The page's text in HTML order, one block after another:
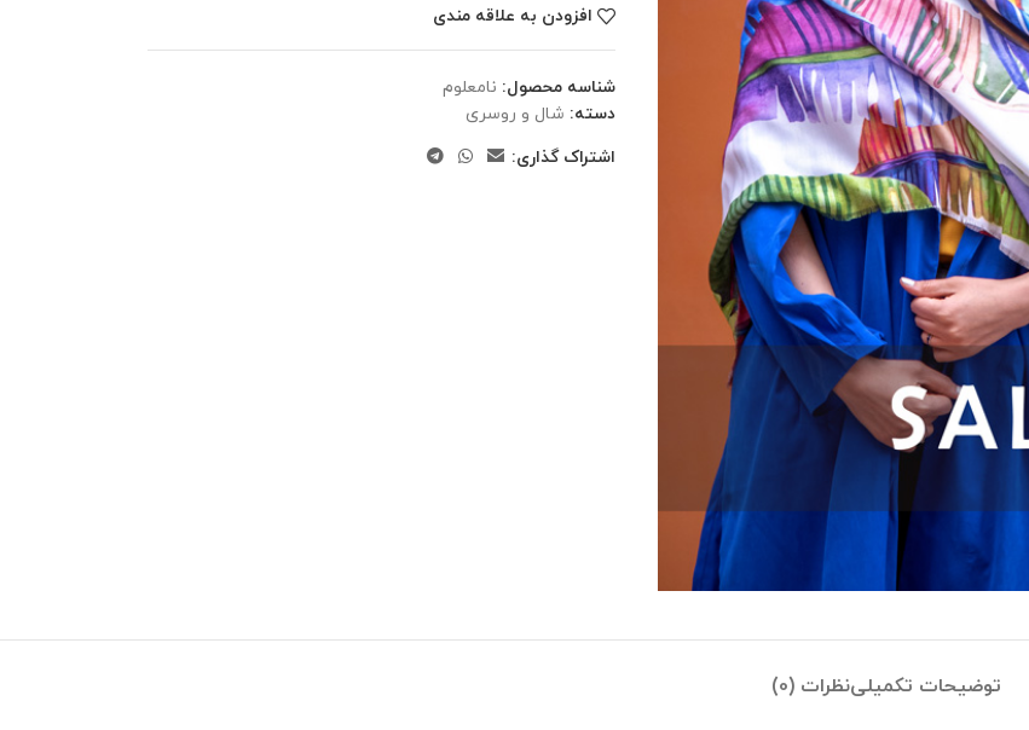
افزودن به علاقه مندی
شناسه محصول: نامعلوم
دسته: شال و روسری
اشتراک گذاری:
توضیحات تکمیلینظرات (0)